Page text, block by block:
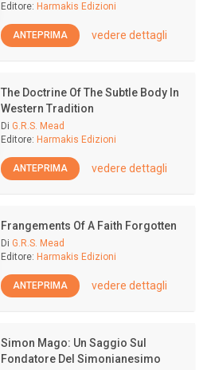
Editore: Harmakis Edizioni
ANTEPRIMA vedere dettagli
The Doctrine Of The Subtle Body In
Western Tradition
Di G.R.S. Mead
Editore: Harmakis Edizioni
ANTEPRIMA vedere dettagli
Frangements Of A Faith Forgotten
Di G.R.S. Mead
Editore: Harmakis Edizioni
ANTEPRIMA vedere dettagli
Simon Mago: Un Saggio Sul
Fondatore Del Simonianesimo